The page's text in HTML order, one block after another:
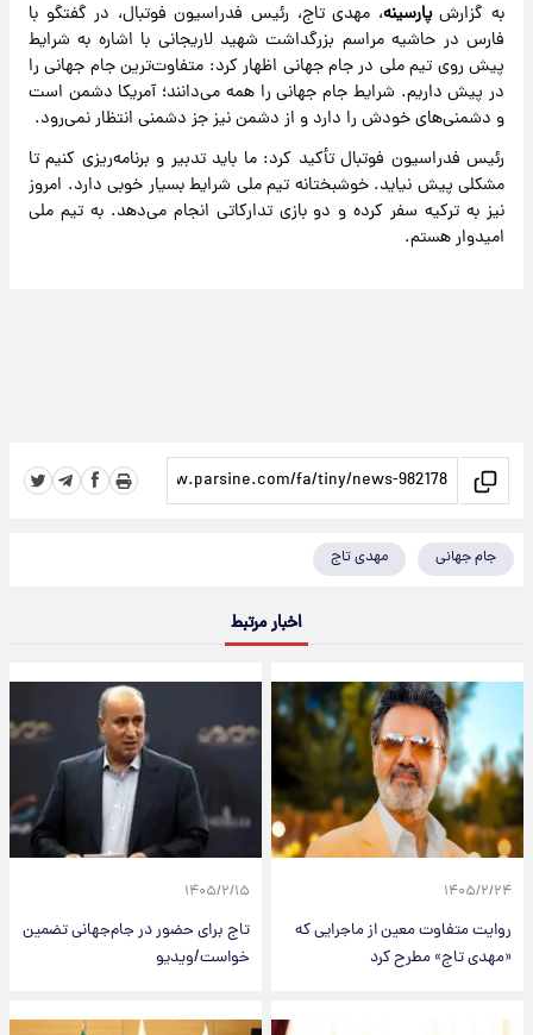
به گزارشپارسینه، مهدی تاج، رئیس فدراسیون فوتبال، در گفتگو با
فارس در حاشیه مراسم بزرگداشت شهید لاریجانی با اشاره به شرایط
پیش روی تیم ملی در جام جهانی اظهار کرد: متفاوت‌ترین جام جهانی را
در پیش داریم. شرایط جام جهانی را همه می‌دانند؛ آمریکا دشمن است
و دشمنی‌های خودش را دارد و از دشمن نیز جز دشمنی انتظار نمی‌رود.
رئیس فدراسیون فوتبال تأکید کرد: ما باید تدبیر و برنامه‌ریزی کنیم تا
مشکلی پیش نیاید. خوشبختانه تیم ملی شرایط بسیار خوبی دارد. امروز
نیز به ترکیه سفر کرده و دو بازی تدارکاتی انجام می‌دهد. به تیم ملی
امیدوار هستم.
جام جهانی مهدی تاج
اخبار مرتبط
۱۴۰۵/۲/۲۴
روایت متفاوت معین از ماجرایی که
«مهدی تاج» مطرح کرد
۱۴۰۵/۲/۱۵
تاج برای حضور در جام‌جهانی تضمین
خواست/ویدیو